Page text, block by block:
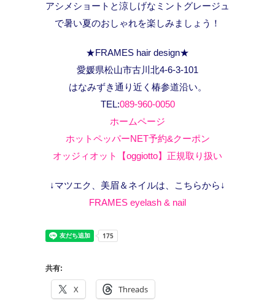
アシメショートと涼しげなミントグレージュ
で暑い夏のおしゃれを楽しみましょう！
★FRAMES hair design★
愛媛県松山市古川北4-6-3-101
はなみずき通り近く椿参道沿い。
TEL:089-960-0050
ホームページ
ホットペッパーNET予約&クーポン
オッジィオット【oggiotto】正規取り扱い
↓マツエク、美眉＆ネイルは、こちらから↓
FRAMES eyelash & nail
共有:
X Threads